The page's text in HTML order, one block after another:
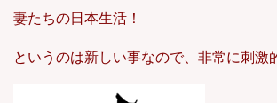
妻たちの日本生活！
というのは新しい事なので、非常に刺激